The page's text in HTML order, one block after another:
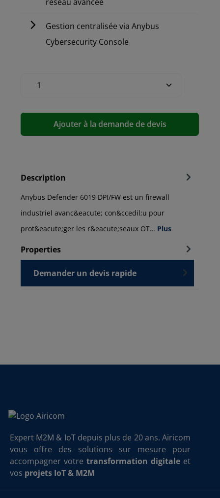
Gestion centralisée via Anybus
Cybersecurity Console
Ajouter à la demande de devis
Description
Anybus Defender 6019 DPI/FW est un firewall
industriel avanc&eacute; con&ccedil;u pour
prot&eacute;ger les r&eacute;seaux OT… Plus
Properties
Demander un devis rapide
Expert M2M & IoT depuis plus de 20 ans. Airicom
vous offre des solutions sur mesure pour
accompagner votre transformation digitale et
vos projets IoT & M2M